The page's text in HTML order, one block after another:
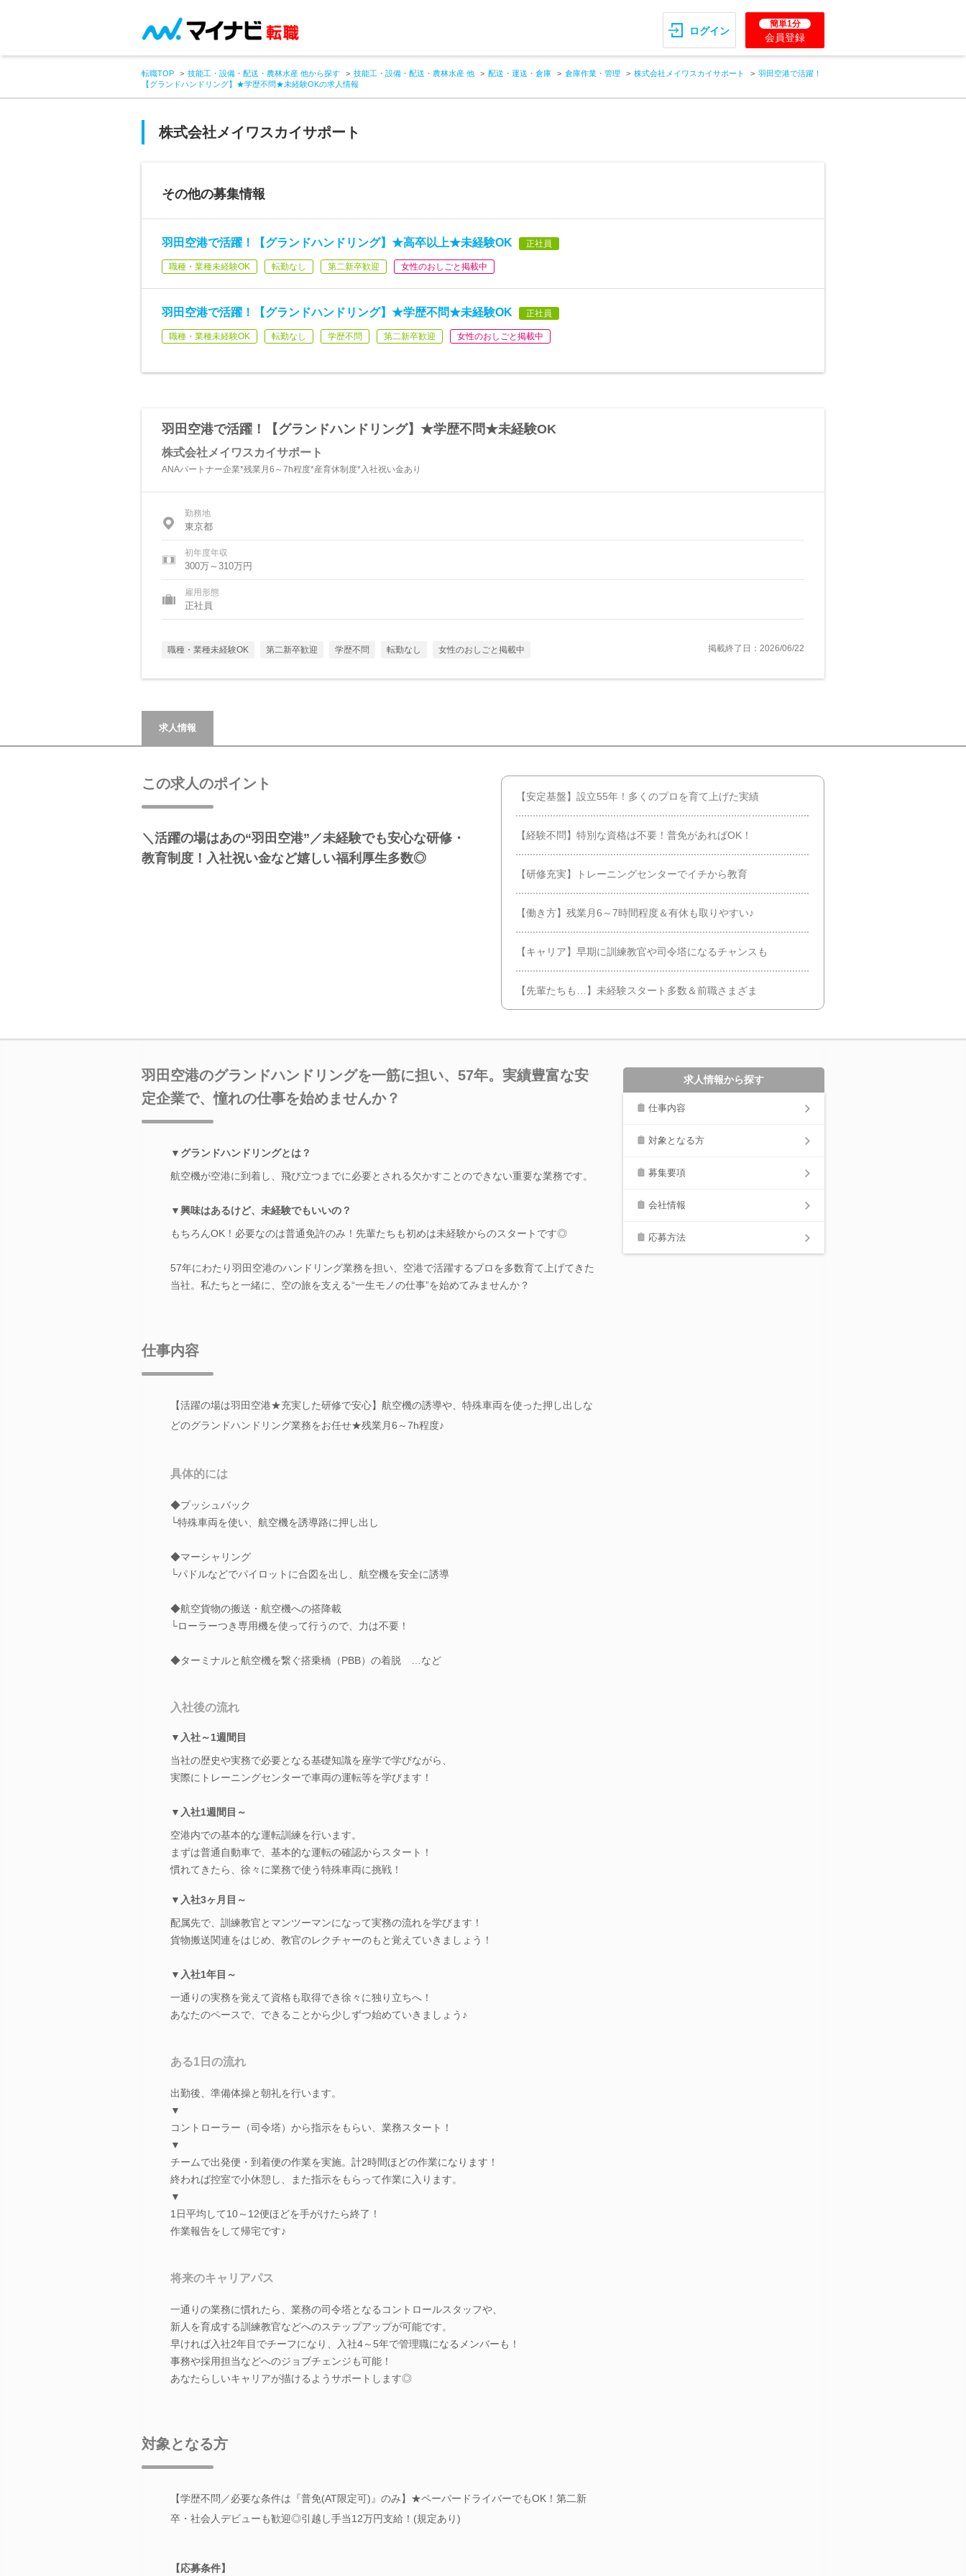
ログイン
簡単1分
会員登録
転職TOP 技能工・設備・配送・農林水産 他から探す 技能工・設備・配送・農林水産 他 配送・運送・倉庫 倉庫作業・管理 株式会社メイワスカイサポート
羽田空港で活躍！
【グランドハンドリング】★学歴不問★未経験OKの求人情報
株式会社メイワスカイサポート
その他の募集情報
羽田空港で活躍！【グランドハンドリング】★高卒以上★未経験OK 正社員
職種・業種未経験OK 転勤なし 第二新卒歓迎 女性のおしごと掲載中
羽田空港で活躍！【グランドハンドリング】★学歴不問★未経験OK 正社員
職種・業種未経験OK 転勤なし 学歴不問 第二新卒歓迎 女性のおしごと掲載中
羽田空港で活躍！【グランドハンドリング】★学歴不問★未経験OK
株式会社メイワスカイサポート
ANAパートナー企業*残業月6～7h程度*産育休制度*入社祝い金あり
勤務地
東京都
初年度年収
300万～310万円
雇用形態
正社員
職種・業種未経験OK 第二新卒歓迎 学歴不問 転勤なし 女性のおしごと掲載中 掲載終了日：2026/06/22
求人情報
この求人のポイント
＼活躍の場はあの“羽田空港”／未経験でも安心な研修・
教育制度！入社祝い金など嬉しい福利厚生多数◎
【安定基盤】設立55年！多くのプロを育て上げた実績
【経験不問】特別な資格は不要！普免があればOK！
【研修充実】トレーニングセンターでイチから教育
【働き方】残業月6～7時間程度＆有休も取りやすい♪
【キャリア】早期に訓練教官や司令塔になるチャンスも
【先輩たちも…】未経験スタート多数＆前職さまざま
羽田空港のグランドハンドリングを一筋に担い、57年。実績豊富な安
定企業で、憧れの仕事を始めませんか？
▼グランドハンドリングとは？
航空機が空港に到着し、飛び立つまでに必要とされる欠かすことのできない重要な業務です。
▼興味はあるけど、未経験でもいいの？
もちろんOK！必要なのは普通免許のみ！先輩たちも初めは未経験からのスタートです◎
57年にわたり羽田空港のハンドリング業務を担い、空港で活躍するプロを多数育て上げてきた
当社。私たちと一緒に、空の旅を支える“一生モノの仕事”を始めてみませんか？
仕事内容
【活躍の場は羽田空港★充実した研修で安心】航空機の誘導や、特殊車両を使った押し出しな
どのグランドハンドリング業務をお任せ★残業月6～7h程度♪
具体的には
◆プッシュバック
└特殊車両を使い、航空機を誘導路に押し出し
◆マーシャリング
└パドルなどでパイロットに合図を出し、航空機を安全に誘導
◆航空貨物の搬送・航空機への搭降載
└ローラーつき専用機を使って行うので、力は不要！
◆ターミナルと航空機を繋ぐ搭乗橋（PBB）の着脱 …など
入社後の流れ
▼入社～1週間目
当社の歴史や実務で必要となる基礎知識を座学で学びながら、
実際にトレーニングセンターで車両の運転等を学びます！
▼入社1週間目～
空港内での基本的な運転訓練を行います。
まずは普通自動車で、基本的な運転の確認からスタート！
慣れてきたら、徐々に業務で使う特殊車両に挑戦！
▼入社3ヶ月目～
配属先で、訓練教官とマンツーマンになって実務の流れを学びます！
貨物搬送関連をはじめ、教官のレクチャーのもと覚えていきましょう！
▼入社1年目～
一通りの実務を覚えて資格も取得でき徐々に独り立ちへ！
あなたのペースで、できることから少しずつ始めていきましょう♪
ある1日の流れ
出勤後、準備体操と朝礼を行います。
▼
コントローラー（司令塔）から指示をもらい、業務スタート！
▼
チームで出発便・到着便の作業を実施。計2時間ほどの作業になります！
終われば控室で小休憩し、また指示をもらって作業に入ります。
▼
1日平均して10～12便ほどを手がけたら終了！
作業報告をして帰宅です♪
将来のキャリアパス
一通りの業務に慣れたら、業務の司令塔となるコントロールスタッフや、
新人を育成する訓練教官などへのステップアップが可能です。
早ければ入社2年目でチーフになり、入社4～5年で管理職になるメンバーも！
事務や採用担当などへのジョブチェンジも可能！
あなたらしいキャリアが描けるようサポートします◎
対象となる方
【学歴不問／必要な条件は『普免(AT限定可)』のみ】★ペーパードライバーでもOK！第二新
卒・社会人デビューも歓迎◎引越し手当12万円支給！(規定あり)
【応募条件】
求人情報から探す
仕事内容
対象となる方
募集要項
会社情報
応募方法